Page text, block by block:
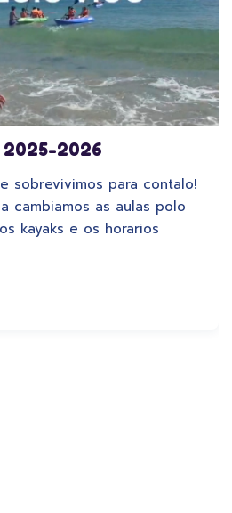
2025-2026
sobrevivimos para contalo!
cambiamos as aulas polo
kayaks e os horarios